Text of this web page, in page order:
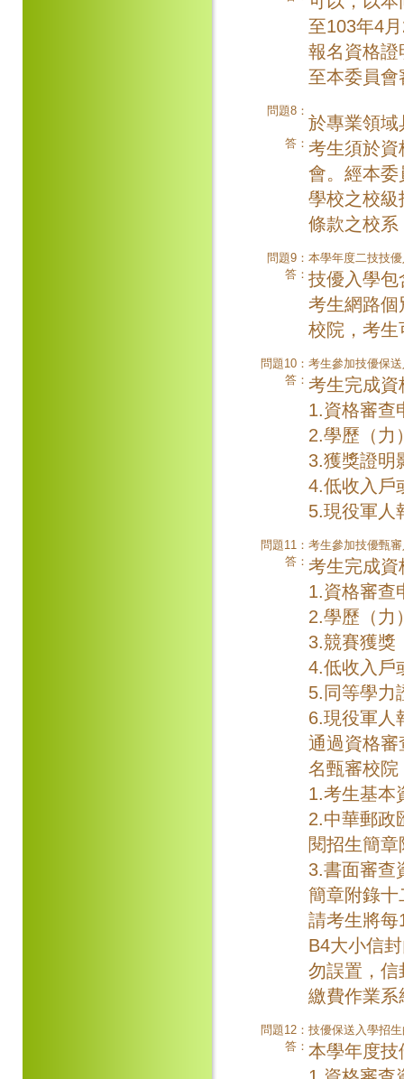
至103年4
報名資格證
至本委員會
問題8：
於專業領域
答： 考生須於資
會。經本委
學校之校級
條款之校系
問題9： 本學年度二技技
答： 技優入學包
考生網路個
校院，考生
問題10： 考生參加技優保
答： 考生完成資
1.資格審查
2.學歷（力
3.獲獎證明
4.低收入戶
5.現役軍人
問題11： 考生參加技優甄
答： 考生完成資
1.資格審查
2.學歷（力
3.競賽獲獎
4.低收入戶
5.同等學力
6.現役軍人
通過資格審
名甄審校院
1.考生基本
2.中華郵政
閱招生簡
3.書面審查
簡章附錄十
請考生將每
B4大小信
勿誤置，信
繳費作業系
問題12： 技優保送入學招
答： 本學年度技